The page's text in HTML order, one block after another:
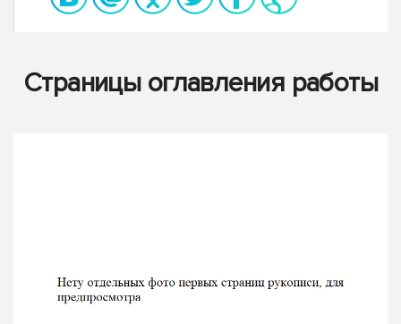
Страницы оглавления работы